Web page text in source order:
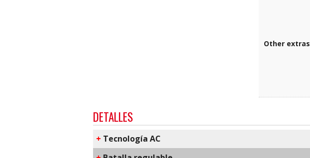
Other extras
DETALLES
+ ​Tecnología AC